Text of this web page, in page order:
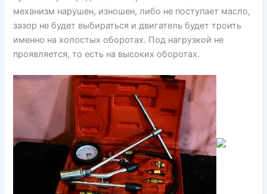
механизм нарушен, изношен, либо не поступает масло,
зазор не будет выбираться и двигатель будет троить
именно на холостых оборотах. Под нагрузкой не
проявляется, то есть на высоких оборотах.